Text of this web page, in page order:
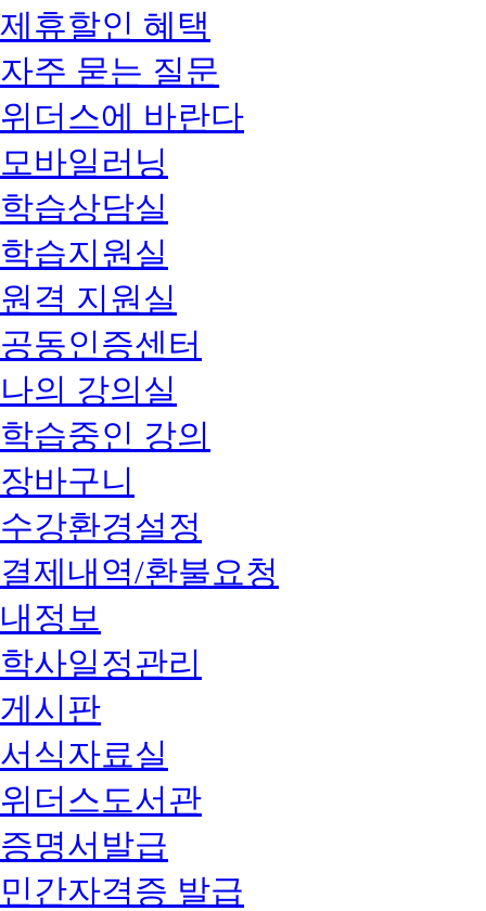
제휴할인 혜택
자주 묻는 질문
위더스에 바란다
모바일러닝
학습상담실
학습지원실
원격 지원실
공동인증센터
나의 강의실
학습중인 강의
장바구니
수강환경설정
결제내역/환불요청
내정보
학사일정관리
게시판
서식자료실
위더스도서관
증명서발급
민간자격증 발급